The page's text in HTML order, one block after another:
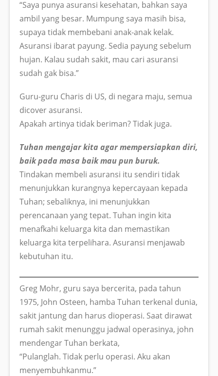
“Saya punya asuransi kesehatan, bahkan saya
ambil yang besar. Mumpung saya masih bisa,
supaya tidak membebani anak-anak kelak.
Asuransi ibarat payung. Sedia payung sebelum
hujan. Kalau sudah sakit, mau cari asuransi
sudah gak bisa.”
Guru-guru Charis di US, di negara maju, semua
dicover asuransi.
Apakah artinya tidak beriman? Tidak juga.
Tuhan mengajar kita agar mempersiapkan diri,
baik pada masa baik mau pun buruk.
Tindakan membeli asuransi itu sendiri tidak
menunjukkan kurangnya kepercayaan kepada
Tuhan; sebaliknya, ini menunjukkan
perencanaan yang tepat. Tuhan ingin kita
menafkahi keluarga kita dan memastikan
keluarga kita terpelihara. Asuransi menjawab
kebutuhan itu.
Greg Mohr, guru saya bercerita, pada tahun
1975, John Osteen, hamba Tuhan terkenal dunia,
sakit jantung dan harus dioperasi. Saat dirawat
rumah sakit menunggu jadwal operasinya, john
mendengar Tuhan berkata,
“Pulanglah. Tidak perlu operasi. Aku akan
menyembuhkanmu.”